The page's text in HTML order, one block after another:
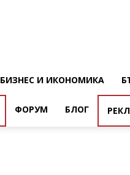
БИЗНЕС И ИКОНОМИКА
ФОРУМ БЛОГ